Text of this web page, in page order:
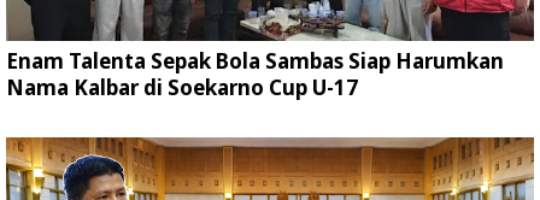
Enam Talenta Sepak Bola Sambas Siap Harumkan
Nama Kalbar di Soekarno Cup U-17